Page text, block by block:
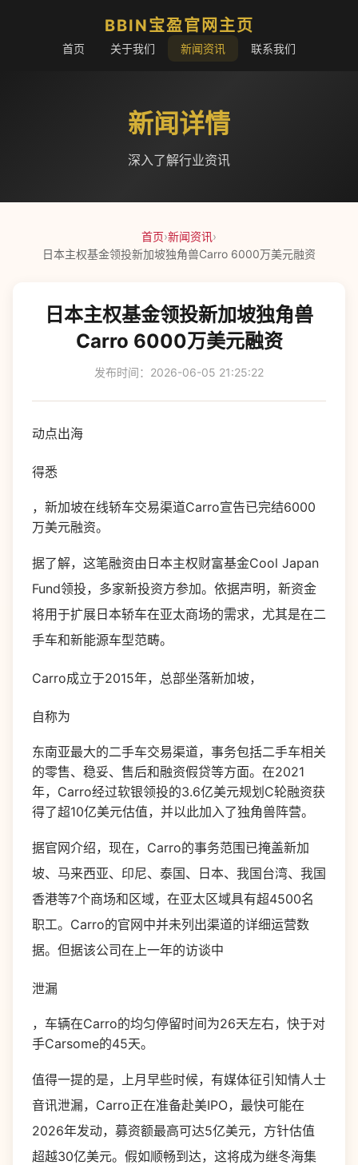
BBIN宝盈官网主页
首页 关于我们 新闻资讯 联系我们
新闻详情
深入了解行业资讯
首页›新闻资讯›
日本主权基金领投新加坡独角兽Carro 6000万美元融资
日本主权基金领投新加坡独角兽
Carro 6000万美元融资
发布时间：2026-06-05 21:25:22
动点出海
得悉
，新加坡在线轿车交易渠道Carro宣告已完结6000
万美元融资。
据了解，这笔融资由日本主权财富基金Cool Japan
Fund领投，多家新投资方参加。依据声明，新资金
将用于扩展日本轿车在亚太商场的需求，尤其是在二
手车和新能源车型范畴。
Carro成立于2015年，总部坐落新加坡，
自称为
东南亚最大的二手车交易渠道，事务包括二手车相关
的零售、稳妥、售后和融资假贷等方面。在2021
年，Carro经过软银领投的3.6亿美元规划C轮融资获
得了超10亿美元估值，并以此加入了独角兽阵营。
据官网介绍，现在，Carro的事务范围已掩盖新加
坡、马来西亚、印尼、泰国、日本、我国台湾、我国
香港等7个商场和区域，在亚太区域具有超4500名
职工。Carro的官网中并未列出渠道的详细运营数
据。但据该公司在上一年的访谈中
泄漏
，车辆在Carro的均匀停留时间为26天左右，快于对
手Carsome的45天。
值得一提的是，上月早些时候，有媒体征引知情人士
音讯泄漏，Carro正在准备赴美IPO，最快可能在
2026年发动，募资额最高可达5亿美元，方针估值
超越30亿美元。假如顺畅到达，这将成为继冬海集